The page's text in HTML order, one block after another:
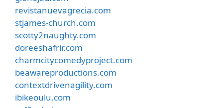
revistanuevagrecia.com
stjames-church.com
scotty2naughty.com
doreeshafrir.com
charmcitycomedyproject.com
beawareproductions.com
contextdrivenagility.com
ibikeoulu.com